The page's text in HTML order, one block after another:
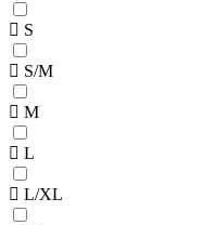
S
S/M
M
L
L/XL